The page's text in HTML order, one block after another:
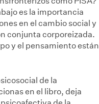
es la importancia
en el cambio social y
conjunta corporeizada.
y el pensamiento están
de la
en el libro, deja